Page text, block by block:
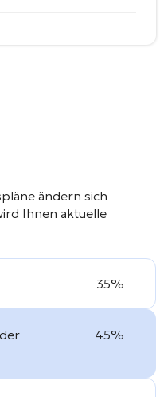
ändern sich
Ihnen aktuelle
35%
45%